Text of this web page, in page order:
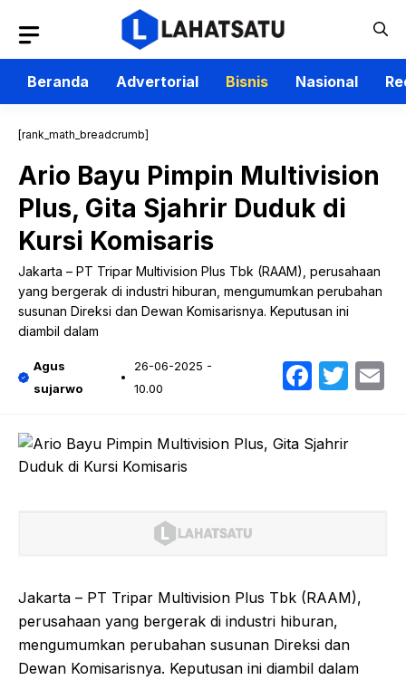
isi
Beranda
Advertorial Bisnis Nasional
[rank_math_breadcrumb]
Ario Bayu Pimpin Multivision
Plus, Gita Sjahrir Duduk di
Kursi Komisaris
Jakarta – PT Tripar Multivision Plus Tbk (RAAM), perusahaan
yang bergerak di industri hiburan, mengumumkan perubahan
susunan Direksi dan Dewan Komisarisnya. Keputusan ini
diambil dalam
Agus
sujarwo
26-06-2025 -
10.00
Jakarta – PT Tripar Multivision Plus Tbk (RAAM),
perusahaan yang bergerak di industri hiburan,
mengumumkan perubahan susunan Direksi dan
Dewan Komisarisnya. Keputusan ini diambil dalam